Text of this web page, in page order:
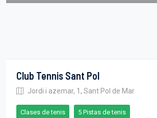
Club Tennis Sant Pol
Jordi i azemar, 1, Sant Pol de Mar
Clases de tenis 5 Pistas de tenis